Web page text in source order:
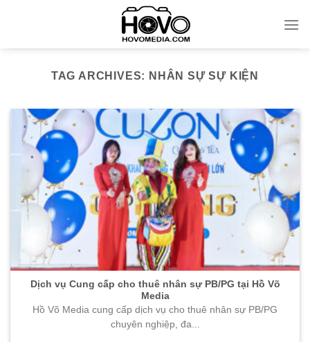
TAG ARCHIVES: NHÂN SỰ SỰ KIỆN
Dịch vụ Cung cấp cho thuê nhân sự PB/PG tại Hồ Võ
Media
Hồ Võ Media cung cấp dịch vụ cho thuê nhân sự PB/PG
chuyên nghiệp, đa...